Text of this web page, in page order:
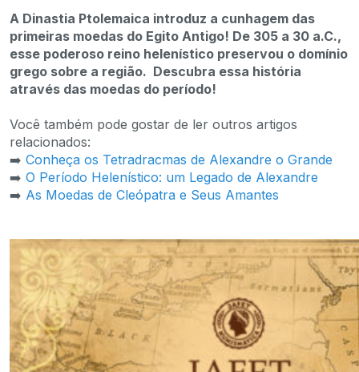
A Dinastia Ptolemaica introduz a cunhagem das
primeiras moedas do Egito Antigo! De 305 a 30 a.C.,
esse poderoso reino helenístico preservou o domínio
grego sobre a região. Descubra essa história
através das moedas do período!
Você também pode gostar de ler outros artigos
relacionados:
➡️ Conheça os Tetradracmas de Alexandre o Grande
➡️ O Período Helenístico: um Legado de Alexandre
➡️ As Moedas de Cleópatra e Seus Amantes